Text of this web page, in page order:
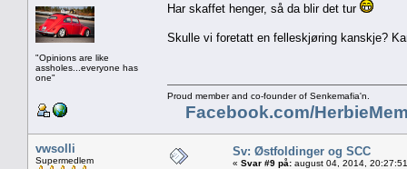
"Opinions are like
assholes...everyone has
one"
Har skaffet henger, så da blir det tur
Skulle vi foretatt en felleskjøring kanskje?
Proud member and co-founder of Senkemafia'n.
Facebook.com/
vwsolli
Supermedlem
Sv: Østfoldinger og SCC
« Svar #9 på: august 04, 2014,